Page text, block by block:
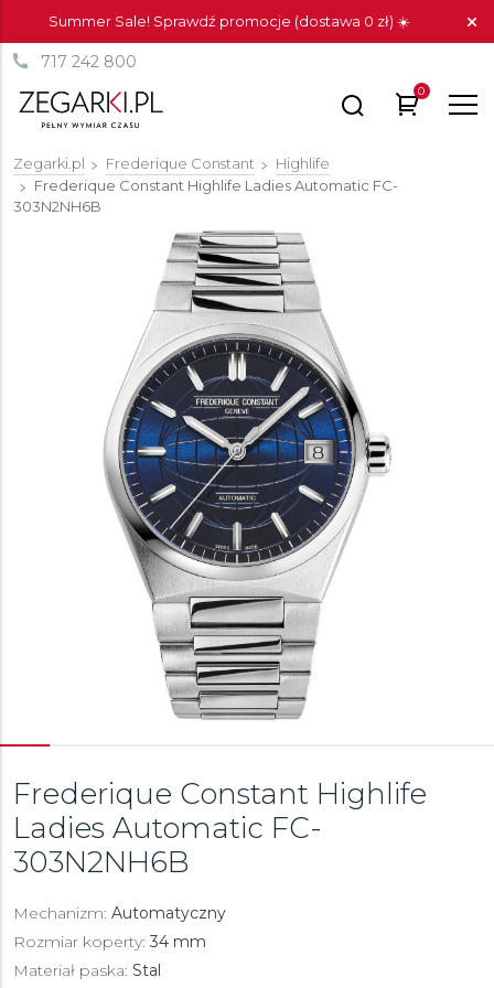
Summer Sale! Sprawdź promocje (dostawa 0 zł) ☀️
717 242 800
0
Zegarki.pl Frederique Constant
Highlife
Frederique Constant Highlife Ladies Automatic FC-
303N2NH6B
Frederique Constant Highlife
Ladies Automatic FC-
303N2NH6B
Mechanizm: Automatyczny
Rozmiar koperty: 34 mm
Materiał paska: Stal